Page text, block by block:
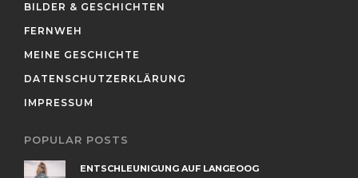
BILDER & GESCHICHTEN
FERNWEH
MEINE GESCHICHTE
DATENSCHUTZERKLÄRUNG
IMPRESSUM
POPULAR POSTS
ENTSCHLEUNIGUNG AUF LANGEOOG